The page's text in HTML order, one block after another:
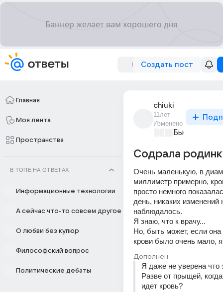
Создать пост
Главная
Моя лента
Пространства
В ТОПЕ НА ОТВЕТАХ
Информационные технологии
А сейчас что-то совсем другое
О любви без купюр
Философский вопрос
Политические дебаты
chiuki
11лет
Изменено
Бьютилэнд
Содрала
Очень маленькую, в
миллиметр примерно,
просто немного
день, никаких изменений
наблюдалось.
Я знаю, что к врачу...
Но, быть может, если она
крови было очень мало,
Дополнен
Я даже не уверена что
Разве от прыщей,
идет кровь?